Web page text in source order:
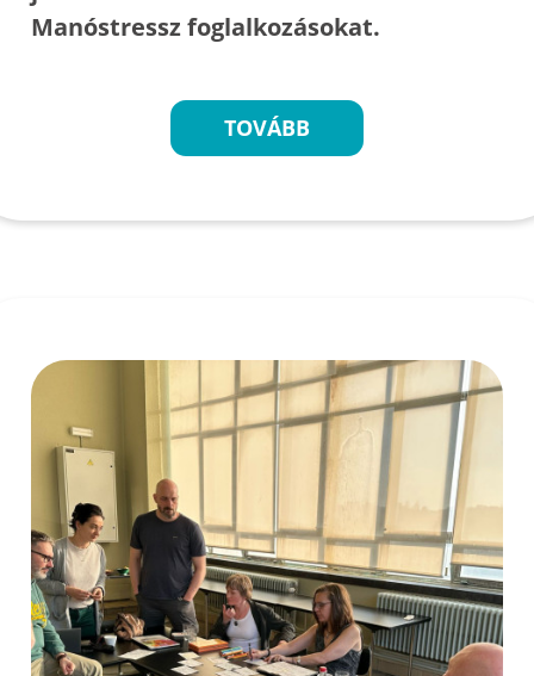
Manóstressz foglalkozásokat.
TOVÁBB